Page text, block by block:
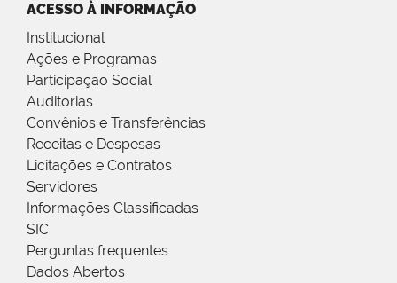
ACESSO À INFORMAÇÃO
Institucional
Ações e Programas
Participação Social
Auditorias
Convênios e Transferências
Receitas e Despesas
Licitações e Contratos
Servidores
Informações Classificadas
SIC
Perguntas frequentes
Dados Abertos